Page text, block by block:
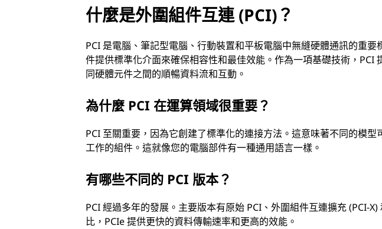
什麼是外圍組件互連 (PCI)？
PCI 是電腦、筆記型電腦、行動裝置和平板電腦中無縫硬體通訊的重
件提供標準化介面來確保相容性和最佳效能。作為一項基礎技術，PCI
同硬體元件之間的順暢資料流和互動。
為什麼 PCI 在運算領域很重要？
PCI 至關重要，因為它創建了標準化的連接方法。這意味著不同的模
工作的組件。這就像您的電腦部件有一種通用語言一樣。
有哪些不同的 PCI 版本？
PCI 經過多年的發展。主要版本有原始 PCI、外圍組件互連擴充 (PCI-
比，PCIe 提供更快的資料傳輸速率和更高的效能。